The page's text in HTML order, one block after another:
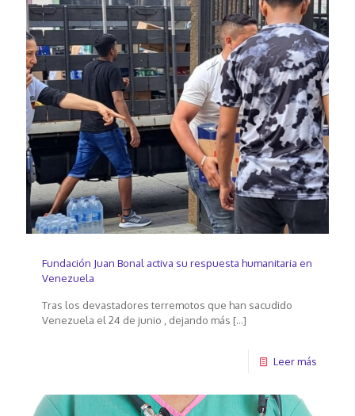
Fundación Juan Bonal activa su respuesta humanitaria en
Venezuela
Tras los devastadores terremotos que han sacudido
Venezuela el 24 de junio , dejando más […]
Leer más